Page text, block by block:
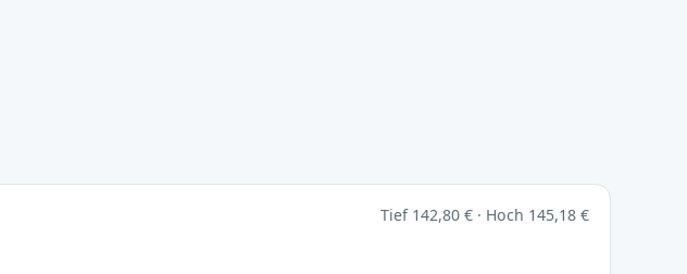
Tief 142,80 € · Hoch 145,18 €